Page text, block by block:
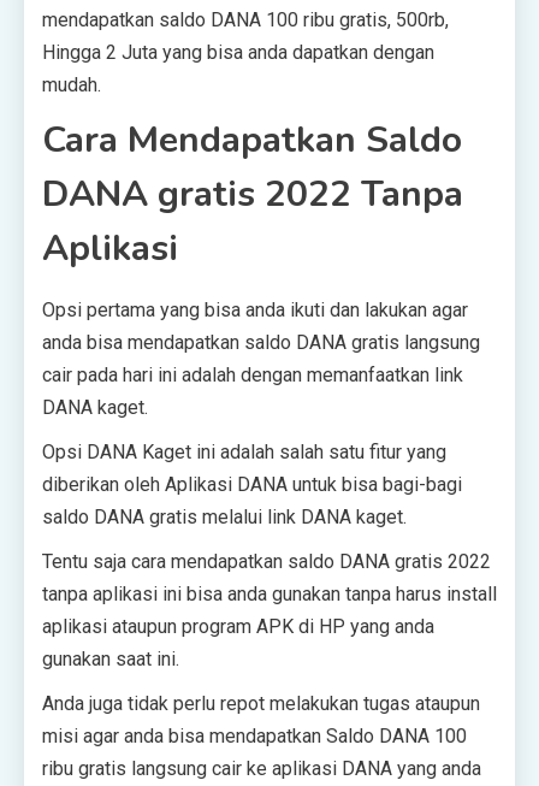
mendapatkan saldo DANA 100 ribu gratis, 500rb,
Hingga 2 Juta yang bisa anda dapatkan dengan
mudah.
Cara Mendapatkan Saldo
DANA gratis 2022 Tanpa
Aplikasi
Opsi pertama yang bisa anda ikuti dan lakukan agar
anda bisa mendapatkan saldo DANA gratis langsung
cair pada hari ini adalah dengan memanfaatkan link
DANA kaget.
Opsi DANA Kaget ini adalah salah satu fitur yang
diberikan oleh Aplikasi DANA untuk bisa bagi-bagi
saldo DANA gratis melalui link DANA kaget.
Tentu saja cara mendapatkan saldo DANA gratis 2022
tanpa aplikasi ini bisa anda gunakan tanpa harus install
aplikasi ataupun program APK di HP yang anda
gunakan saat ini.
Anda juga tidak perlu repot melakukan tugas ataupun
misi agar anda bisa mendapatkan Saldo DANA 100
ribu gratis langsung cair ke aplikasi DANA yang anda